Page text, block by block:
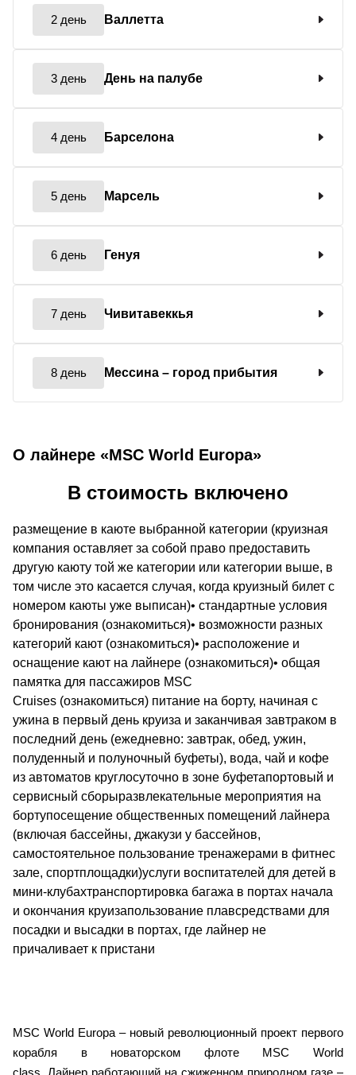
2 день Валлетта
3 день День на палубе
4 день Барселона
5 день Марсель
6 день Генуя
7 день Чивитавеккья
8 день Мессина – город прибытия
О лайнере «MSC World Europa»
MSC World Europa – новый революционный проект первого
корабля в новаторском флоте MSC World
class. Лайнер работающий на сжиженном природном газе –
В стоимость включено
размещение в каюте выбранной категории (круизная
компания оставляет за собой право предоставить
другую каюту той же категории или категории выше, в
том числе это касается случая, когда круизный билет с
номером каюты уже выписан)• стандартные условия
бронирования (ознакомиться)• возможности разных
категорий кают (ознакомиться)• расположение и
оснащение кают на лайнере (ознакомиться)• общая
памятка для пассажиров MSC
Cruises (ознакомиться) питание на борту, начиная с
ужина в первый день круиза и заканчивая завтраком в
последний день (ежедневно: завтрак, обед, ужин,
полуденный и полуночный буфеты), вода, чай и кофе
из автоматов круглосуточно в зоне буфетапортовый и
сервисный сборыразвлекательные мероприятия на
бортупосещение общественных помещений лайнера
(включая бассейны, джакузи у бассейнов,
самостоятельное пользование тренажерами в фитнес
зале, спортплощадки)услуги воспитателей для детей в
мини-клубахтранспортировка багажа в портах начала
и окончания круизапользование плавсредствами для
посадки и высадки в портах, где лайнер не
причаливает к пристани